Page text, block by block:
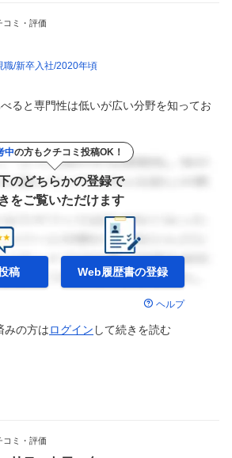
コミ・評価
職 新卒入社 2020年頃
ると専門性は低いが広い分野を知ってお
中の方もクチコミ投稿OK！
のどちらかの登録で
をご覧いただけます
稿 Web履歴書の登録
ヘルプ
みの方はログイン して続きを読む
コミ・評価